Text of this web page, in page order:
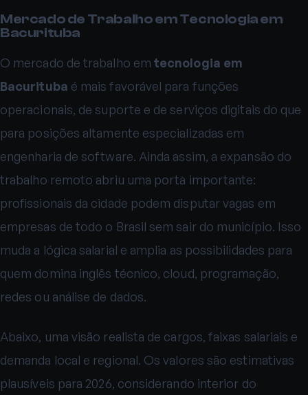
Mercado de Trabalho em Tecnologia em
Bacurituba
O mercado de trabalho em tecnologia em
Bacurituba é mais favorável para funções
operacionais, de suporte e de serviços digitais do que
para posições altamente especializadas em
engenharia de software. Ainda assim, a expansão do
trabalho remoto abriu uma porta importante:
profissionais da cidade podem disputar vagas em
empresas de todo o Brasil sem sair do município. Isso
muda a lógica salarial e amplia as possibilidades para
quem domina inglês técnico, cloud, programação,
redes ou análise de dados.
Abaixo, uma visão realista de cargos, faixas salariais e
demanda local e regional. Os valores são estimativas
plausíveis para 2026, considerando interior do